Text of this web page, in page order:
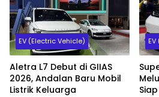
EV (Electric Vehicle)
Aletra L7 Debut di GIIAS
2026, Andalan Baru Mobil
Listrik Keluarga